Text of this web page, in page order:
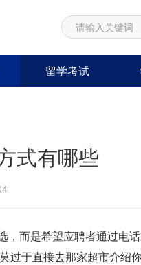
留学考试
式有哪些
，而是希望应聘者通过电
于直接去那家超市介绍你